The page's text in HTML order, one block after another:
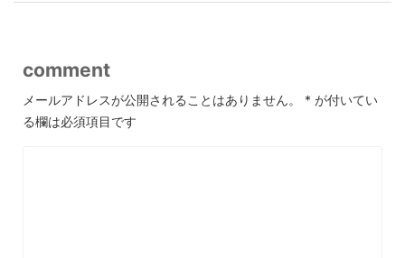
comment
メールアドレスが公開されることはありません。 * が付いてい
る欄は必須項目です